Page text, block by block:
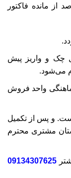
مشتری با کارمزد ماهیانه ۲.۵ درصد از مانده فاکتور
چک و واریز پیش
می‌شود.
واحد فروش
و پس از تکمیل
مشتری محترم
09134307625